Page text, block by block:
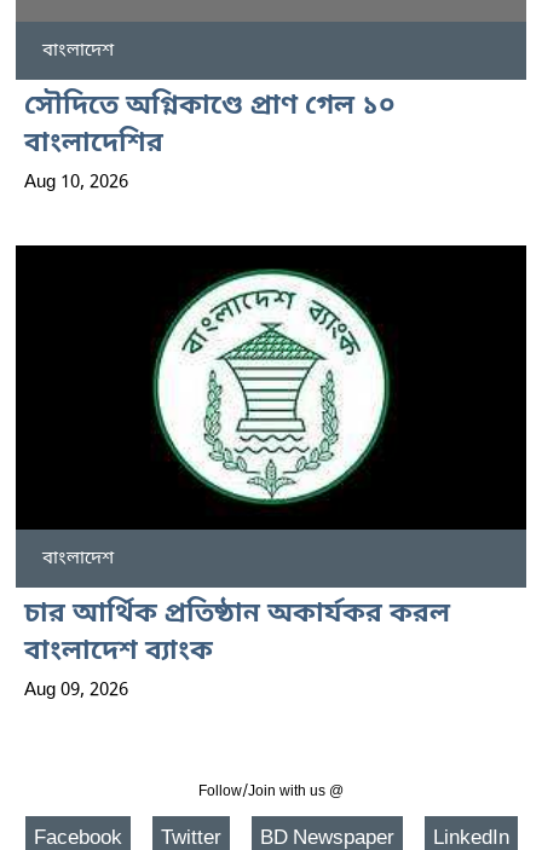
বাংলাদেশ
সৌদিতে অগ্নিকাণ্ডে প্রাণ গেল ১০
বাংলাদেশির
Aug 10, 2026
বাংলাদেশ
চার আর্থিক প্রতিষ্ঠান অকার্যকর করল
বাংলাদেশ ব্যাংক
Aug 09, 2026
Follow/Join with us @
Facebook Twitter BD Newspaper LinkedIn